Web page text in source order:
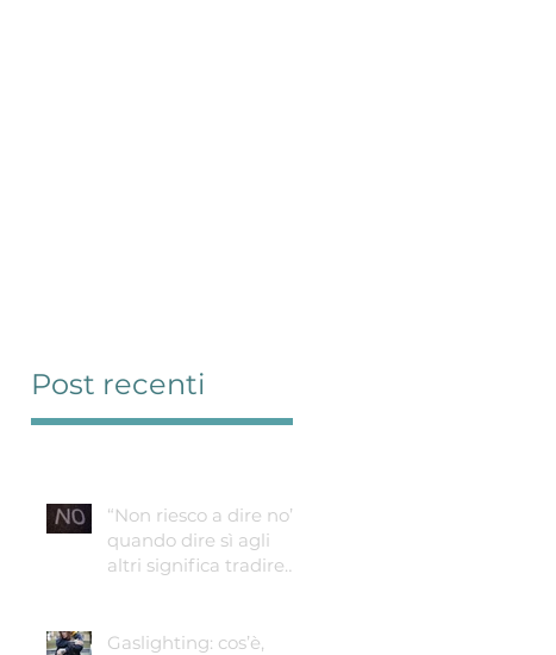
Post recenti
“Non riesco a dire no”:
quando dire sì agli
altri significa tradire
Gaslighting: cos’è,